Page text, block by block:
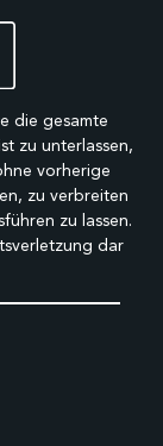
die gesamte
zu unterlassen,
vorherige
zu verbreiten
zu lassen.
dar